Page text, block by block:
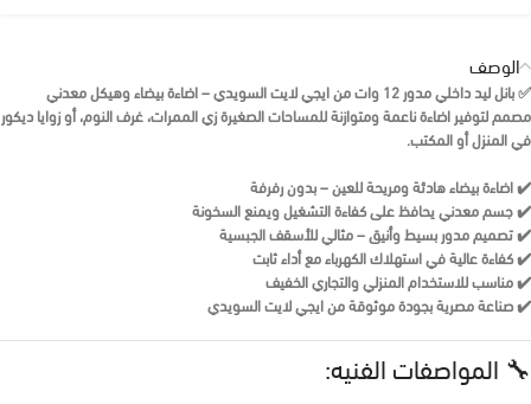
الوصف
✅بانل ليد داخلي مدور 12 وات من ايجي لايت السويدي – اضاءة بيضاء وهيكل معدني
مصمم لتوفير اضاءة ناعمة ومتوازنة للمساحات الصغيرة زي الممرات، غرف النوم، أو زوايا ديكور
في المنزل أو المكتب.
✔️ اضاءة بيضاء هادئة ومريحة للعين – بدون رفرفة
✔️ جسم معدني يحافظ على كفاءة التشغيل ويمنع السخونة
✔️ تصميم مدور بسيط وأنيق – مثالي للأسقف الجبسية
✔️ كفاءة عالية في استهلاك الكهرباء مع أداء ثابت
✔️ مناسب للاستخدام المنزلي والتجاري الخفيف
✔️ صناعة مصرية بجودة موثوقة من ايجي لايت السويدي
🔧 المواصفات الفنيه: